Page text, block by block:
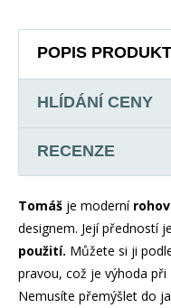
POPIS
HLÍDÁNÍ CENY
RECENZE
Tomáš je moderní
designem. Její předností
použití. Můžete si ji
pravou, což je výhoda
Nemusíte přemýšlet do